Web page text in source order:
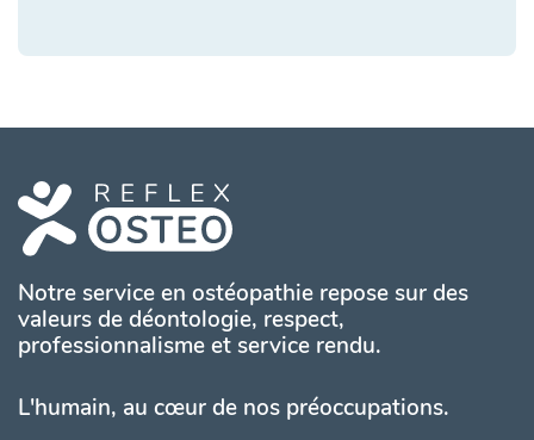
Notre service en ostéopathie repose sur des
valeurs de déontologie, respect,
professionnalisme et service rendu.
L'humain, au cœur de nos préoccupations.